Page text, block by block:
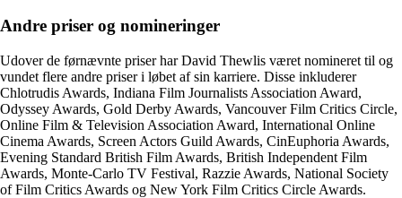
Andre priser og nomineringer
Udover de førnævnte priser har David Thewlis været nomineret til og
vundet flere andre priser i løbet af sin karriere. Disse inkluderer
Chlotrudis Awards, Indiana Film Journalists Association Award,
Odyssey Awards, Gold Derby Awards, Vancouver Film Critics Circle,
Online Film & Television Association Award, International Online
Cinema Awards, Screen Actors Guild Awards, CinEuphoria Awards,
Evening Standard British Film Awards, British Independent Film
Awards, Monte-Carlo TV Festival, Razzie Awards, National Society
of Film Critics Awards og New York Film Critics Circle Awards.